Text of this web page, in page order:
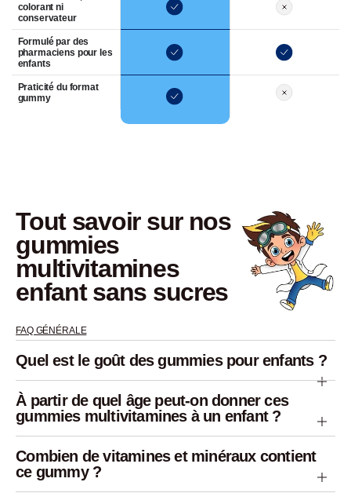
colorant ni
conservateur
Formulé par des
pharmaciens pour les
enfants
Praticité du format
gummy
tout savoir sur nos
gummies
multivitamines
enfant sans sucres
FAQ GÉNÉRALE
Quel est le goût des gummies pour enfants ?
À partir de quel âge peut-on donner ces
gummies multivitamines à un enfant ?
Combien de vitamines et minéraux contient
ce gummy ?